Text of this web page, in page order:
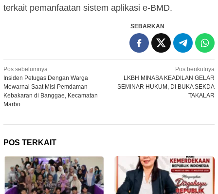
terkait pemanfaatan sistem aplikasi e-BMD.
SEBARKAN
Navigasi
pos
Pos sebelumnya
Insiden Petugas Dengan Warga
Mewarnai Saat Misi Pemdaman
Kebakaran di Banggae, Kecamatan
Marbo
Pos berikutnya
LKBH MINASA KEADILAN GELAR
SEMINAR HUKUM, DI BUKA SEKDA
TAKALAR
POS TERKAIT